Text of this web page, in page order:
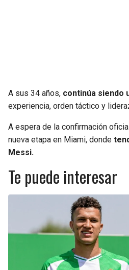
A sus 34 años, continúa siendo
experiencia, orden táctico y
A espera de la confirmación
nueva etapa en Miami, donde
Messi.
Te puede interesar